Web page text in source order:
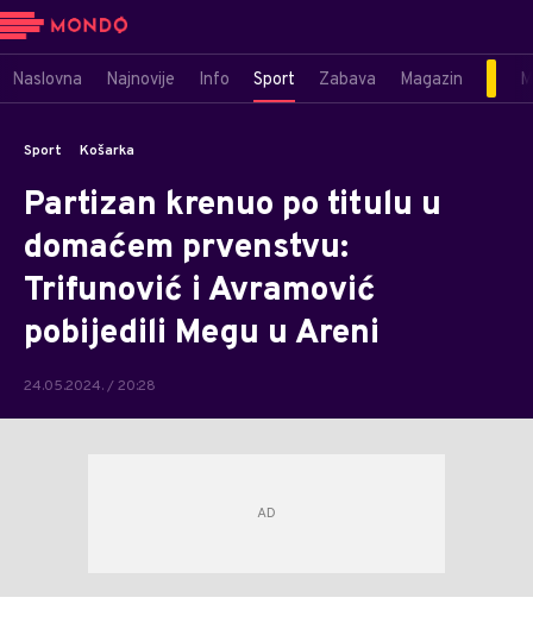
Naslovna Najnovije Info Sport Zabava Magazin
Sport Košarka
Partizan krenuo po titulu u
domaćem prvenstvu:
Trifunović i Avramović
pobijedili Megu u Areni
24.05.2024. / 20:28